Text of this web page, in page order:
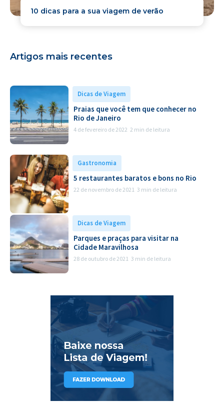
10 dicas para a sua viagem de verão
Artigos mais recentes
Dicas de Viagem
Praias que você tem que conhecer no
Rio de Janeiro
4 de fevereiro de 2022 2 min de leitura
Gastronomia
5 restaurantes baratos e bons no Rio
22 de novembro de 2021 3 min de leitura
Dicas de Viagem
Parques e praças para visitar na
Cidade Maravilhosa
28 de outubro de 2021 3 min de leitura